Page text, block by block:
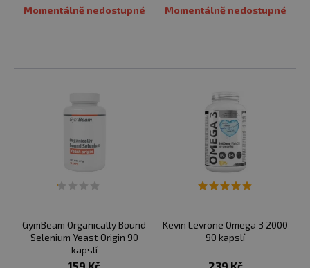
Momentálně nedostupné Momentálně nedostupné
GymBeam Organically Bound
Selenium Yeast Origin 90
kapslí
Kevin Levrone Omega 3 2000
90 kapslí